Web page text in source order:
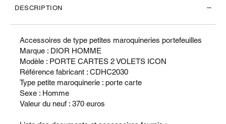
DESCRIPTION
Accessoires de type petites maroquineries portefeuilles
Marque : DIOR HOMME
Modèle : PORTE CARTES 2 VOLETS ICON
Référence fabricant : CDHC2030
Type petite maroquinerie : porte carte
Sexe : Homme
Valeur du neuf : 370 euros